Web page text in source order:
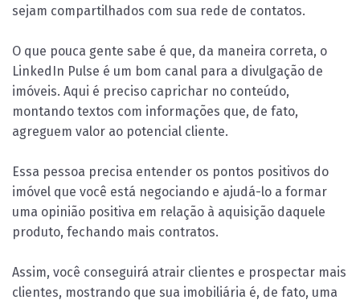
sejam compartilhados com sua rede de contatos.
O que pouca gente sabe é que, da maneira correta, o
LinkedIn Pulse é um bom canal para a divulgação de
imóveis. Aqui é preciso caprichar no conteúdo,
montando textos com informações que, de fato,
agreguem valor ao potencial cliente.
Essa pessoa precisa entender os pontos positivos do
imóvel que você está negociando e ajudá-lo a formar
uma opinião positiva em relação à aquisição daquele
produto, fechando mais contratos.
Assim, você conseguirá atrair clientes e prospectar mais
clientes, mostrando que sua imobiliária é, de fato, uma